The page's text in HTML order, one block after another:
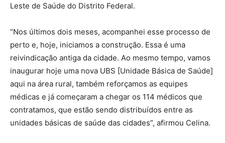
Leste de Saúde do Distrito Federal.
“Nos últimos dois meses, acompanhei esse processo de
perto e, hoje, iniciamos a construção. Essa é uma
reivindicação antiga da cidade. Ao mesmo tempo, vamos
inaugurar hoje uma nova UBS [Unidade Básica de Saúde]
aqui na área rural, também reforçamos as equipes
médicas e já começaram a chegar os 114 médicos que
contratamos, que estão sendo distribuídos entre as
unidades básicas de saúde das cidades”, afirmou Celina.